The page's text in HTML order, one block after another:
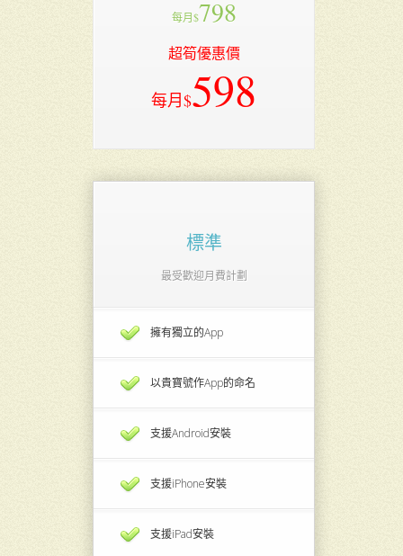
每月$798
超筍優惠價
每月$598
標準
最受歡迎月費計劃
擁有獨立的App
以貴寶號作App的命名
支援Android安裝
支援iPhone安裝
支援iPad安裝